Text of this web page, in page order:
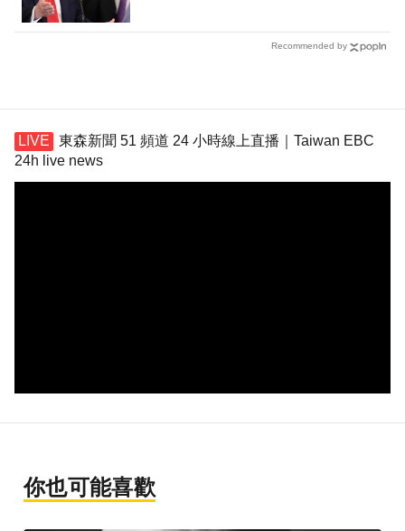
Recommended by
東森新聞 51 頻道 24 小時線上直播｜Taiwan EBC
24h live news
你也可能喜歡